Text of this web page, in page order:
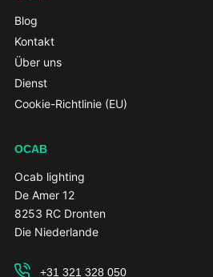
Blog
Kontakt
Über uns
Dienst
Cookie-Richtlinie (EU)
OCAB
Ocab lighting
De Amer 12
8253 RC Dronten
Die Niederlande
+31 321 328 050